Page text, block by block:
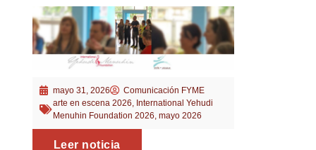
mayo 31, 2026
Comunicación FYME
arte en escena 2026, International Yehudi
Menuhin Foundation 2026, mayo 2026
Leer noticia